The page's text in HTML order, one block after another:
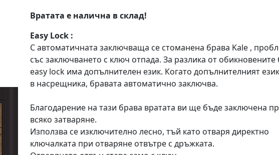
Вратата е налична в склад!
Easy Lock :
С автоматичната заключваща се стоманена брава Kale ,
със заключването с ключ отпада. За разлика от обикновените
easy lock има допълнителен език. Когато допълнителният
в насрещника, бравата автоматично заключва.
Благодарение на тази брава вратата ви ще бъде заключена
всяко затваряне.
Използва се изключително лесно, тъй като отваря директно
ключалката при отваряне отвътре с дръжката.